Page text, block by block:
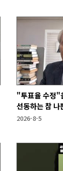
"투표율 수정"
선동하는 참 나
2026-8-5